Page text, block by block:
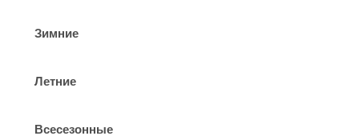
Зимние
Летние
Всесезонные